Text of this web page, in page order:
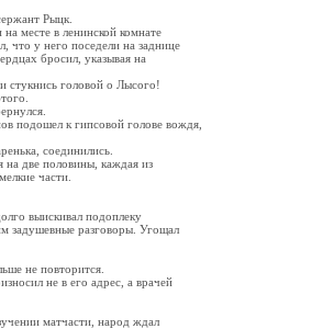
Рыцк.
месте в ленинской комнате
что у него поседели на заднице
бросил, указывая на
стукнись головой о Лысого!
подошел к гипсовой голове вождя,
соединились.
на две половины, каждая из
части.
выискивал подоплеку
задушевные разговоры. Угощал
не повторится.
не в его адрес, а врачей
матчасти, народ ждал